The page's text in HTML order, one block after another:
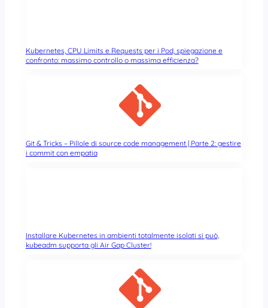
Kubernetes, CPU Limits e Requests per i Pod, spiegazione e
confronto: massimo controllo o massima efficienza?
Git & Tricks – Pillole di source code management | Parte 2: gestire
i commit con empatia
Installare Kubernetes in ambienti totalmente isolati si può,
kubeadm supporta gli Air Gap Cluster!